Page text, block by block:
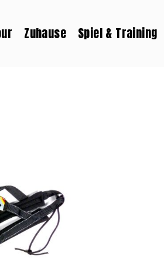
Zuhause Spiel & Training